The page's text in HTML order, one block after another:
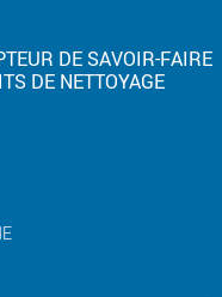
DE SAVOIR-FAIRE
DE NETTOYAGE